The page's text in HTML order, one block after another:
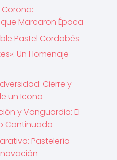
Marcaron Época
Pastel Cordobés
Un Homenaje
Cierre y
un Icono
y Vanguardia: El
Continuado
Pastelería